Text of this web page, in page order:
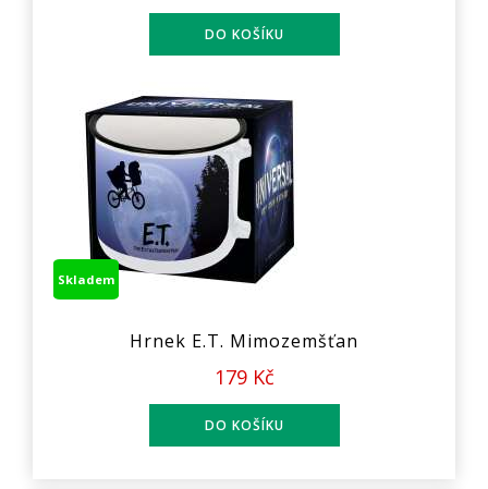
Skladem
Hrnek E.T. Mimozemšťan
179 Kč